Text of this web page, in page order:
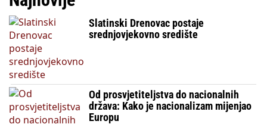
Slatinski Drenovac postaje
srednjovjekovno središte
Od prosvjetiteljstva do nacionalnih
država: Kako je nacionalizam mijenjao
Europu